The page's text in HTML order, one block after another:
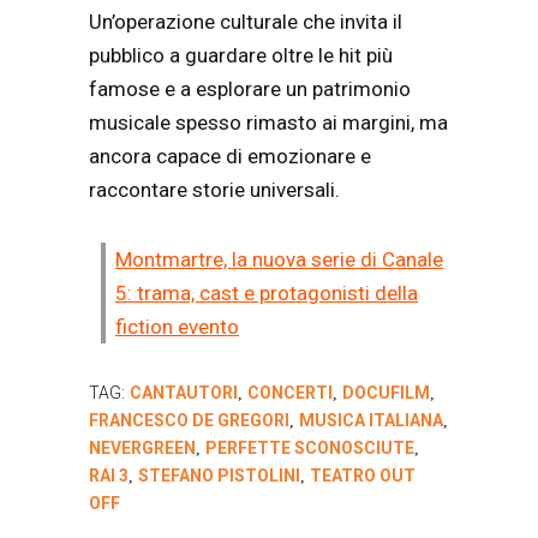
Un’operazione culturale che invita il
pubblico a guardare oltre le hit più
famose e a esplorare un patrimonio
musicale spesso rimasto ai margini, ma
ancora capace di emozionare e
raccontare storie universali.
Montmartre, la nuova serie di Canale
5: trama, cast e protagonisti della
fiction evento
TAG: CANTAUTORI , CONCERTI , DOCUFILM ,
FRANCESCO DE GREGORI , MUSICA ITALIANA,
NEVERGREEN , PERFETTE SCONOSCIUTE,
RAI 3, STEFANO PISTOLINI , TEATRO OUT
OFF